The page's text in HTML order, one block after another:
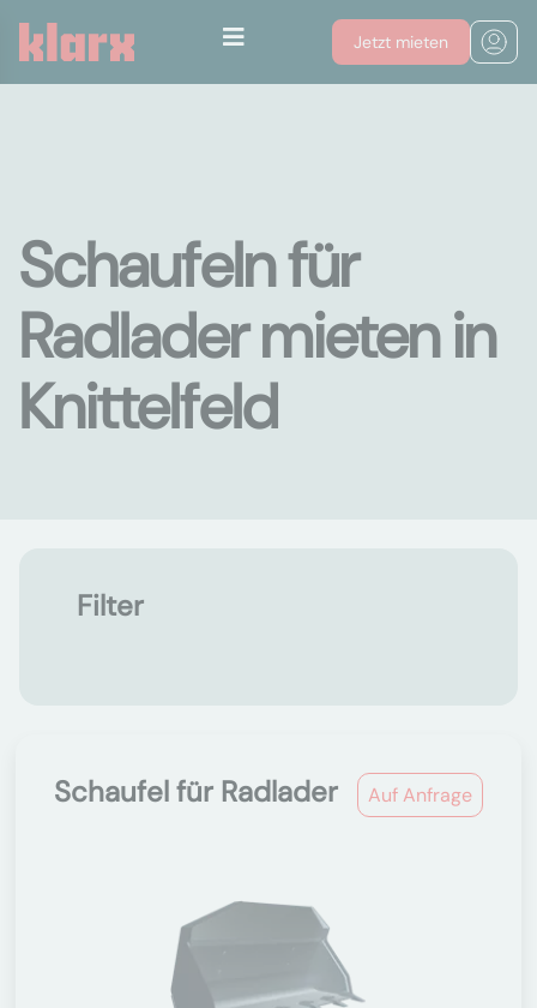
Jetzt mieten
Schaufeln für
Radlader mieten in
Knittelfeld
Filter
Auf Anfrage
Schaufel für Radlader